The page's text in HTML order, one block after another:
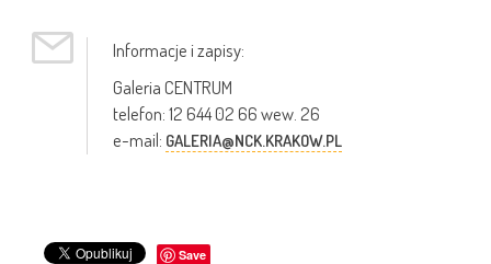
Informacje i zapisy:
Galeria CENTRUM
telefon: 12 644 02 66 wew. 26
e-mail: GALERIA@NCK.KRAKOW.PL
Save